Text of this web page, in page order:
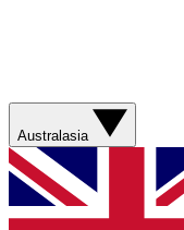
Australasia